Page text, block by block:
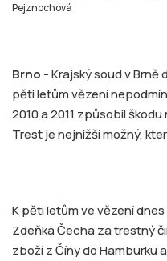
Pejznochová
Brno -Krajský soud v Brně
pěti letům vězení
2010 a 2011 způsobil
Trest je nejnižší možný,
K pěti letům ve vězení
Zdeňka Čecha za trestný
zboží z Číny do Hamburku